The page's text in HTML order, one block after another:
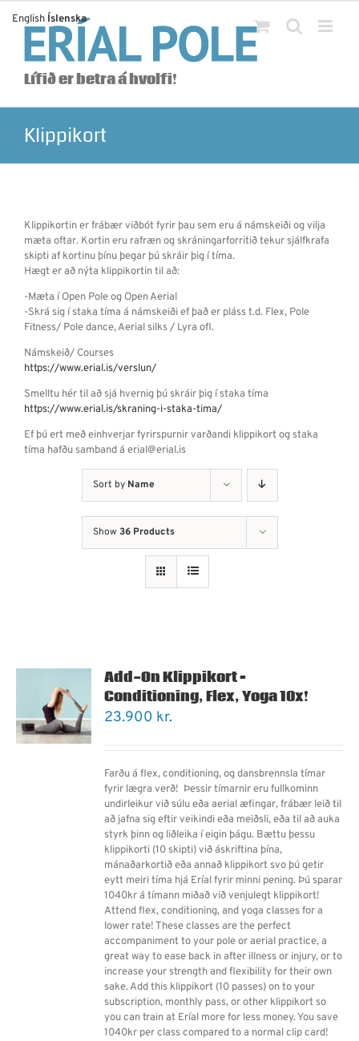
content
Lífið er betra á hvolfi!
Klippikort
Klippikortin er frábær viðbót fyrir þau sem eru á námskeiði og vilja
mæta oftar. Kortin eru rafræn og skráningarforritið tekur sjálfkrafa
skipti af kortinu þínu þegar þú skráir þig í tíma.
Hægt er að nýta klippikortin til að:
-Mæta í Open Pole og Open Aerial
-Skrá sig í staka tíma á námskeiði ef það er pláss t.d. Flex, Pole
Fitness/ Pole dance, Aerial silks / Lyra ofl.
Námskeið/ Courses
https://www.erial.is/verslun/
Smelltu hér til að sjá hvernig þú skráir þig í staka tíma
https://www.erial.is/skraning-i-staka-tima/
Ef þú ert með einhverjar fyrirspurnir varðandi klippikort og staka
tíma hafðu samband á erial@erial.is
Sort by Name
Show 36 Products
Add-On Klippikort –
Conditioning, Flex, Yoga 10x!
23.900 kr.
Farðu á flex, conditioning, og dansbrennsla tímar
fyrir lægra verð! Þessir tímarnir eru fullkominn
undirleikur við súlu eða aerial æfingar, frábær leið til
að jafna sig eftir veikindi eða meiðsli, eða til að auka
styrk þinn og liðleika í eigin þágu. Bættu þessu
klippikorti (10 skipti) við áskriftina þína,
mánaðarkortið eða annað klippikort svo þú getir
eytt meiri tíma hjá Eríal fyrir minni pening. Þú sparar
1040kr á tímann miðað við venjulegt klippikort!
Attend flex, conditioning, and yoga classes for a
lower rate! These classes are the perfect
accompaniment to your pole or aerial practice, a
great way to ease back in after illness or injury, or to
increase your strength and flexibility for their own
sake. Add this klippikort (10 passes) on to your
subscription, monthly pass, or other klippikort so
you can train at Eríal more for less money. You save
1040kr per class compared to a normal clip card!
English Íslenska